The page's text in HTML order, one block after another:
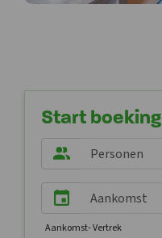
Start boeking
Aankomst- Vertrek